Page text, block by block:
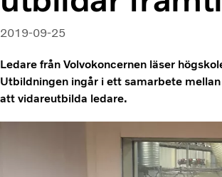
2019-09-25
Ledare från Volvokoncernen läser
Utbildningen ingår i ett samarbete
att vidareutbilda ledare.